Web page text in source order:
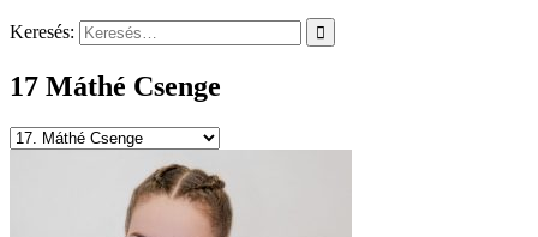
Keresés:
17 Máthé Csenge